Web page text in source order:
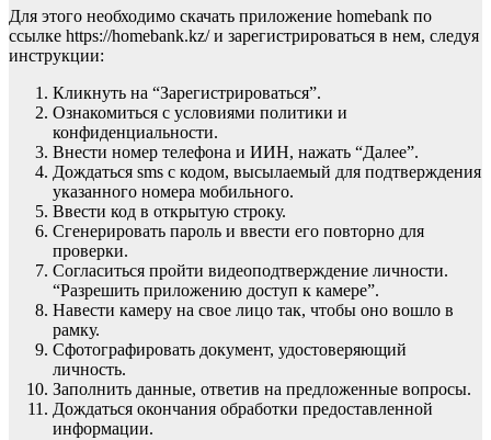
Для этого необходимо скачать приложение homebank по
ссылке https://homebank.kz/ и зарегистрироваться в нем, следуя
инструкции:
Кликнуть на “Зарегистрироваться”.
Ознакомиться с условиями политики и
конфиденциальности.
Внести номер телефона и ИИН, нажать “Далее”.
Дождаться sms с кодом, высылаемый для подтверждения
указанного номера мобильного.
Ввести код в открытую строку.
Сгенерировать пароль и ввести его повторно для
проверки.
Согласиться пройти видеоподтверждение личности.
“Разрешить приложению доступ к камере”.
Навести камеру на свое лицо так, чтобы оно вошло в
рамку.
Сфотографировать документ, удостоверяющий
личность.
Заполнить данные, ответив на предложенные вопросы.
Дождаться окончания обработки предоставленной
информации.